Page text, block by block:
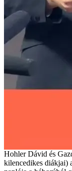
Hohler Dávid és
kilencedikes diákjai)